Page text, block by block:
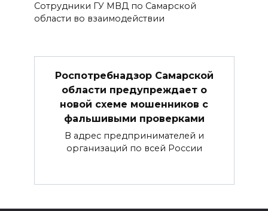
Сотрудники ГУ МВД по Самарской
области во взаимодействии
Роспотребнадзор Самарской
области предупреждает о
новой схеме мошенников с
фальшивыми проверками
В адрес предпринимателей и
организаций по всей России